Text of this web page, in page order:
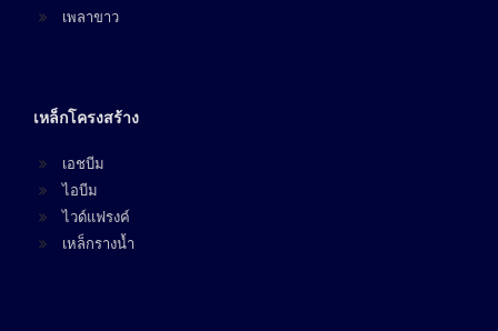
เพลาขาว
เหล็กโครงสร้าง
เอชบีม
ไอบีม
ไวด์แฟรงค์
เหล็กรางน้ำ